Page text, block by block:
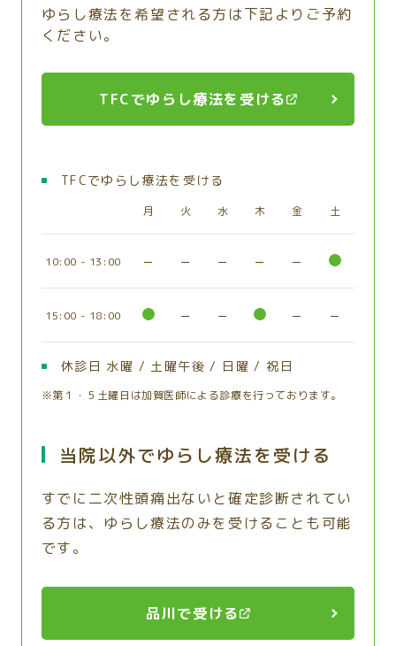
ゆらし療法を希望される方は下記よりご予約
ください。
TFCでゆらし療法を受ける
TFCでゆらし療法を受ける
月 火 水 木 金 土
10:00 - 13:00 − − − − −
15:00 - 18:00 − − − −
休診日 水曜 / 土曜午後 / 日曜 / 祝日
※第１・５土曜日は加賀医師による診療を行っております。
当院以外でゆらし療法を受ける
すでに二次性頭痛出ないと確定診断されてい
る方は、ゆらし療法のみを受けることも可能
です。
品川で受ける